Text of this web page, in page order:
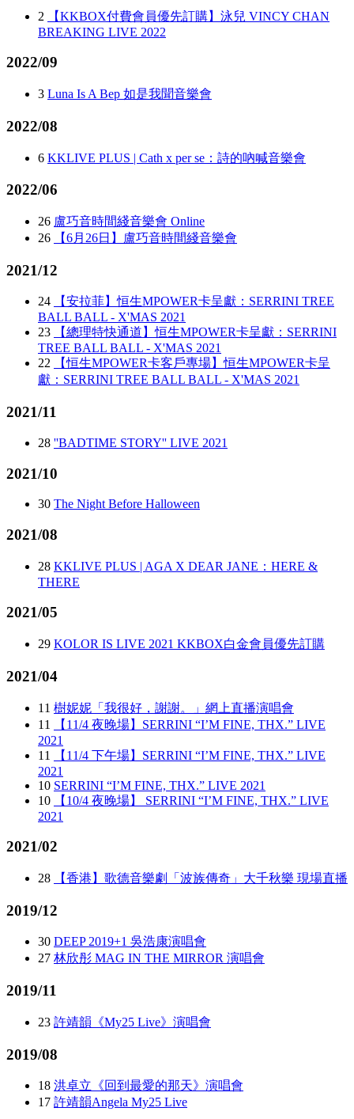
2
【KKBOX付費會員優先訂購】泳兒 VINCY CHAN
BREAKING LIVE 2022
2022/09
3 Luna Is A Bep 如是我聞音樂會
2022/08
6 KKLIVE PLUS | Cath x per se：詩的吶喊音樂會
2022/06
26 盧巧音時間綫音樂會 Online
26
【6月26日】盧巧音時間綫音樂會
2021/12
24
【安拉菲】恒生MPOWER卡呈獻：SERRINI TREE
BALL BALL - X'MAS 2021
23
【總理特快通道】恒生MPOWER卡呈獻：SERRINI
TREE BALL BALL - X'MAS 2021
22
【恒生MPOWER卡客戶專場】恒生MPOWER卡呈
獻：SERRINI TREE BALL BALL - X'MAS 2021
2021/11
28 ''BADTIME STORY'' LIVE 2021
2021/10
30 The Night Before Halloween
2021/08
28 KKLIVE PLUS | AGA X DEAR JANE：HERE &
THERE
2021/05
29 KOLOR IS LIVE 2021 KKBOX白金會員優先訂購
2021/04
11 樹妮妮「我很好，謝謝。」網上直播演唱會
11
【11/4 夜晚場】SERRINI “I’M FINE, THX.” LIVE
2021
11
【11/4 下午場】SERRINI “I’M FINE, THX.” LIVE
2021
10 SERRINI “I’M FINE, THX.” LIVE 2021
10
【10/4 夜晚場】 SERRINI “I’M FINE, THX.” LIVE
2021
2021/02
28 【香港】歌德音樂劇「波族傳奇」大千秋樂 現場直播
2019/12
30 DEEP 2019+1 吳浩康演唱會
27 林欣彤 MAG IN THE MIRROR 演唱會
2019/11
23 許靖韻《My25 Live》演唱會
2019/08
18 洪卓立《回到最愛的那天》演唱會
17 許靖韻Angela My25 Live